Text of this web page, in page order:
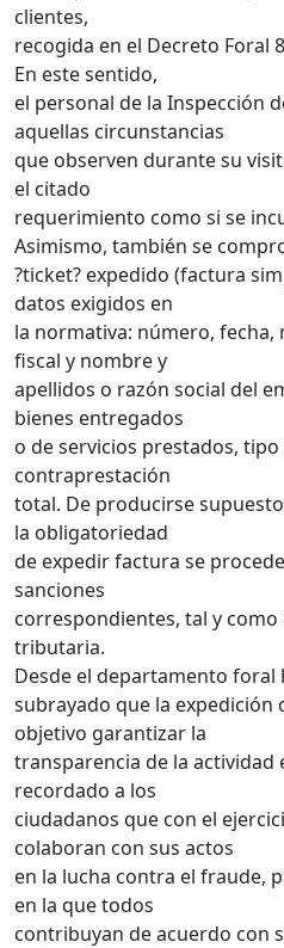
clientes,
recogida en el Decreto Foral
En este sentido,
el personal de la Inspección
aquellas circunstancias
que observen durante su
el citado
requerimiento como si se
Asimismo, también se
?ticket? expedido (factura
datos exigidos en
la normativa: número,
fiscal y nombre y
apellidos o razón social del
bienes entregados
o de servicios prestados,
contraprestación
total. De producirse
la obligatoriedad
de expedir factura se
sanciones
correspondientes, tal y
tributaria.
Desde el departamento foral
subrayado que la
objetivo garantizar la
transparencia de la actividad
recordado a los
ciudadanos que con el
colaboran con sus actos
en la lucha contra el fraude,
en la que todos
contribuyan de acuerdo con